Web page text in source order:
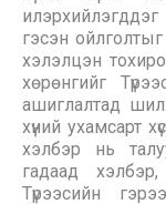
гэсэн
хэлэлцэн
хөрөнгийг
ашиглалтад
хүний ухамсарт
хэлбэр нь
гадаад
Түрээсийн